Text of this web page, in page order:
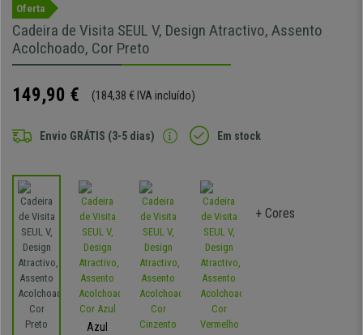
Oferta
Cadeira de Visita SEUL V, Design Atractivo, Assento
Acolchoado, Cor Preto
149,90 € (184,38 € IVA incluído)
Envio GRÁTIS (3-5 dias) Em stock
Azul
+ Cores